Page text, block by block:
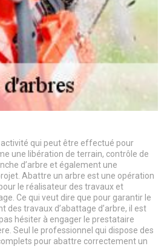
qui peut être effectué pour
une libération de terrain, contrôle de
d’arbre et également une
Abattre un arbre est une opération
le réalisateur des travaux et
Ce qui veut dire que pour garantir le
des travaux d’abattage d’arbre, il est
hésiter à engager le prestataire
Seul le professionnel qui dispose des
pour abattre correctement un